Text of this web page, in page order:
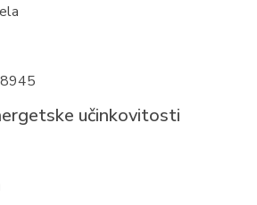
učinkovitosti